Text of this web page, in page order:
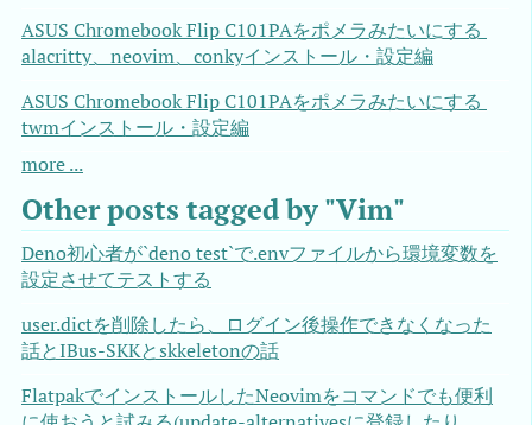
ASUS Chromebook Flip C101PAをポメラみたいにする
alacritty、neovim、conkyインストール・設定編
ASUS Chromebook Flip C101PAをポメラみたいにする
twmインストール・設定編
more ...
Other posts tagged by "Vim"
Deno初心者が`deno test`で.envファイルから環境変数を
設定させてテストする
user.dictを削除したら、ログイン後操作できなくなった
話とIBus-SKKとskkeletonの話
FlatpakでインストールしたNeovimをコマンドでも便利